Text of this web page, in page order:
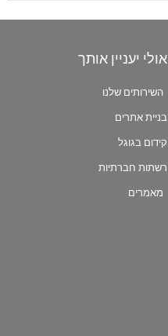
אולי יעניין אותך
השירותים שלנו
בניית אתרים
קידום בגוגל
רשתות חברתיות
מאמרים